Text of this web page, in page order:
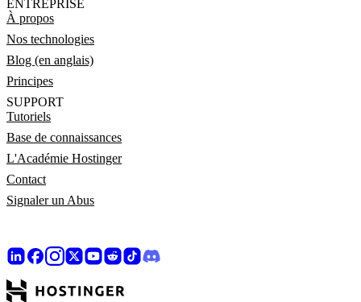
ENTREPRISE
À propos
Nos technologies
Blog (en anglais)
Principes
SUPPORT
Tutoriels
Base de connaissances
L'Académie Hostinger
Contact
Signaler un Abus